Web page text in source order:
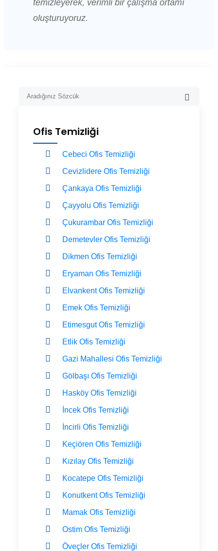
temizleyerek, verimli bir çalışma ortamı
oluşturuyoruz.
Ofis Temizliği
Cebeci Ofis Temizliği
Cevizlidere Ofis Temizliği
Çankaya Ofis Temizliği
Çayyolu Ofis Temizliği
Çukurambar Ofis Temizliği
Demetevler Ofis Temizliği
Dikmen Ofis Temizliği
Eryaman Ofis Temizliği
Elvankent Ofis Temizliği
Emek Ofis Temizliği
Etimesgut Ofis Temizliği
Etlik Ofis Temizliği
Gazi Mahallesi Ofis Temizliği
Gölbaşı Ofis Temizliği
Hasköy Ofis Temizliği
İncek Ofis Temizliği
İncirli Ofis Temizliği
Keçiören Ofis Temizliği
Kızılay Ofis Temizliği
Kocatepe Ofis Temizliği
Konutkent Ofis Temizliği
Mamak Ofis Temizliği
Ostim Ofis Temizliği
Öveçler Ofis Temizliği